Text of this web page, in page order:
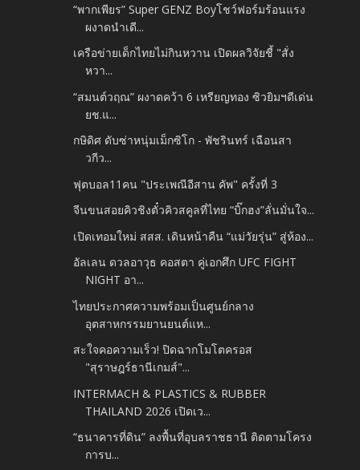
“พากเพียร” Super GENZ Boyโชว์ฟอร์มร้อนแรง
ผงาดนำเดี...
เครือข่ายเด็กไทยไม่กินหวาน เปิดผลวิจัยชี้ "สั่ง
หวา...
“สมนต์วฤณ” ผงาดคว้า 6 เหรียญทอง ซิวยิมฯดีเด่น
ยช.แ...
กษิดิศ ดับซ่าหนุ่มเม็กซิโก - พัชรินทร์ เฉือนสา
วกีว...
ฟุตบอล11คน "ประเพณีอีสาน คัพ" ครั้งที่ 3
จีนขนสอยคิวชิงตั๋วคิวสคูลที่ไทย “บิ๊กฮง”ลั่นมั่นใจ...
เปิดเทอมใหม่ สสส. เดินหน้าคืน “แม่วัยรุ่น” สู่ห้อง...
อัลเลน ดวลอาวุธ คอสตา คู่เอกศึก UFC FIGHT
NIGHT อา...
ไทยประกาศความพร้อมเป็นศูนย์กลาง
อุตสาหกรรมยานยนต์แห...
สะใจคอความเร็ว! ปิดฉากโมโตครอส
"สุราษฎร์ธานีเกมส์"...
INTERMACH & PLASTICS & RUBBER
THAILAND 2026 เปิดเว...
“ธนาคารที่ดิน” ลงพื้นที่อุบลราชธานี ติดตามโครง
การบ...